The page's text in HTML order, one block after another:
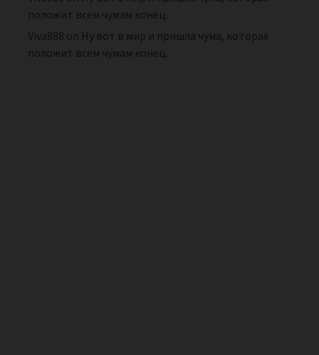
положит всем чумам конец.
Viva888 on Ну вот в мир и пришла чума, которая
положит всем чумам конец.